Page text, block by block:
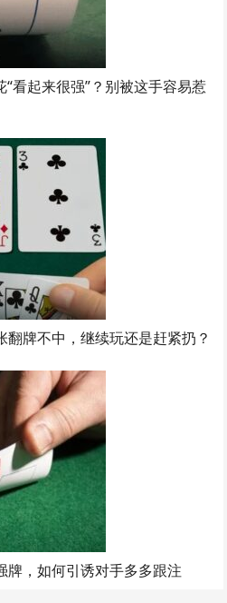
看起来很强”？别被这手容易惹
牌不中，继续玩还是赶紧扔？
牌，如何引诱对手多多跟注